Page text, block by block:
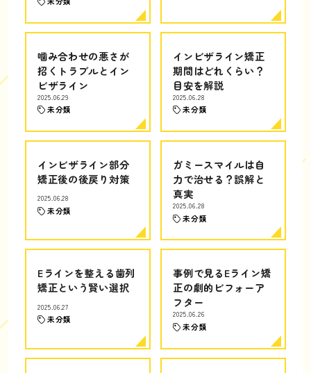
噛み合わせの悪さが
招くトラブルとイン
ビザライン
2025.06.29
未分類
インビザライン矯正
期間はどれくらい？
目安を解説
2025.06.28
未分類
インビザライン部分
矯正後の後戻り対策
2025.06.28
未分類
ガミースマイルは自
力で治せる？誤解と
真実
2025.06.28
未分類
Eラインを整える歯列
矯正という賢い選択
2025.06.27
未分類
事例で見るEライン矯
正の劇的ビフォーア
フター
2025.06.26
未分類